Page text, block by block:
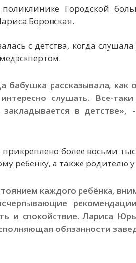
поликлинике Городской
Боровская.
с детства, когда
бабушка рассказывала, как
слушать. Все-
в детстве»,
более восьми
ребенку, а также родителю
каждого ребёнка,
и спокойствие. Лариса
обязанности